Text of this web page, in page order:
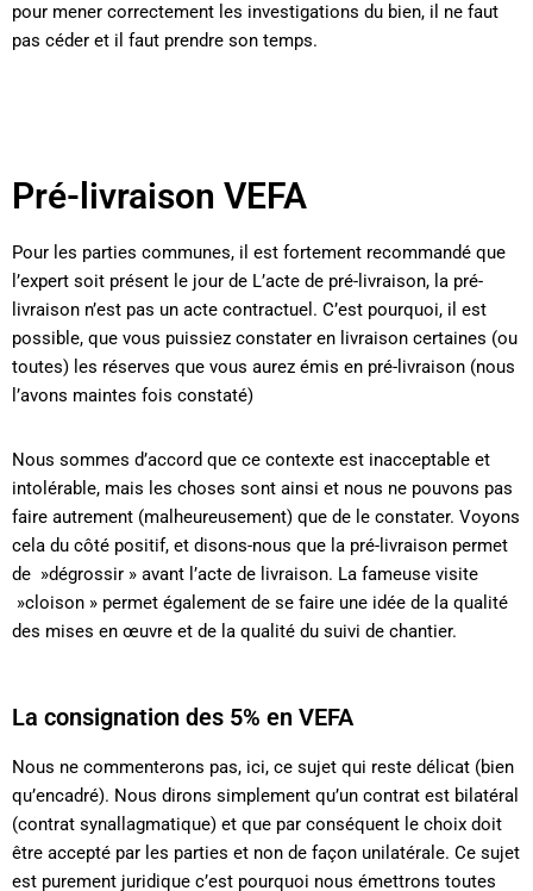
pour mener correctement les investigations du bien, il ne faut
pas céder et il faut prendre son temps.
Pré-livraison VEFA
Pour les parties communes, il est fortement recommandé que
l’expert soit présent le jour de L’acte de pré-livraison, la pré-
livraison n’est pas un acte contractuel. C’est pourquoi, il est
possible, que vous puissiez constater en livraison certaines (ou
toutes) les réserves que vous aurez émis en pré-livraison (nous
l’avons maintes fois constaté)
Nous sommes d’accord que ce contexte est inacceptable et
intolérable, mais les choses sont ainsi et nous ne pouvons pas
faire autrement (malheureusement) que de le constater. Voyons
cela du côté positif, et disons-nous que la pré-livraison permet
de »dégrossir » avant l’acte de livraison. La fameuse visite
»cloison » permet également de se faire une idée de la qualité
des mises en œuvre et de la qualité du suivi de chantier.
La consignation des 5% en VEFA
Nous ne commenterons pas, ici, ce sujet qui reste délicat (bien
qu’encadré). Nous dirons simplement qu’un contrat est bilatéral
(contrat synallagmatique) et que par conséquent le choix doit
être accepté par les parties et non de façon unilatérale. Ce sujet
est purement juridique c’est pourquoi nous émettrons toutes